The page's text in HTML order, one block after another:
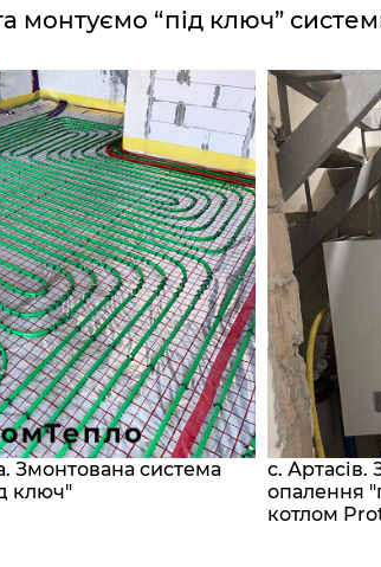
монтуємо “під ключ”
Змонтована система
ключ"
с.
опалення
котлом